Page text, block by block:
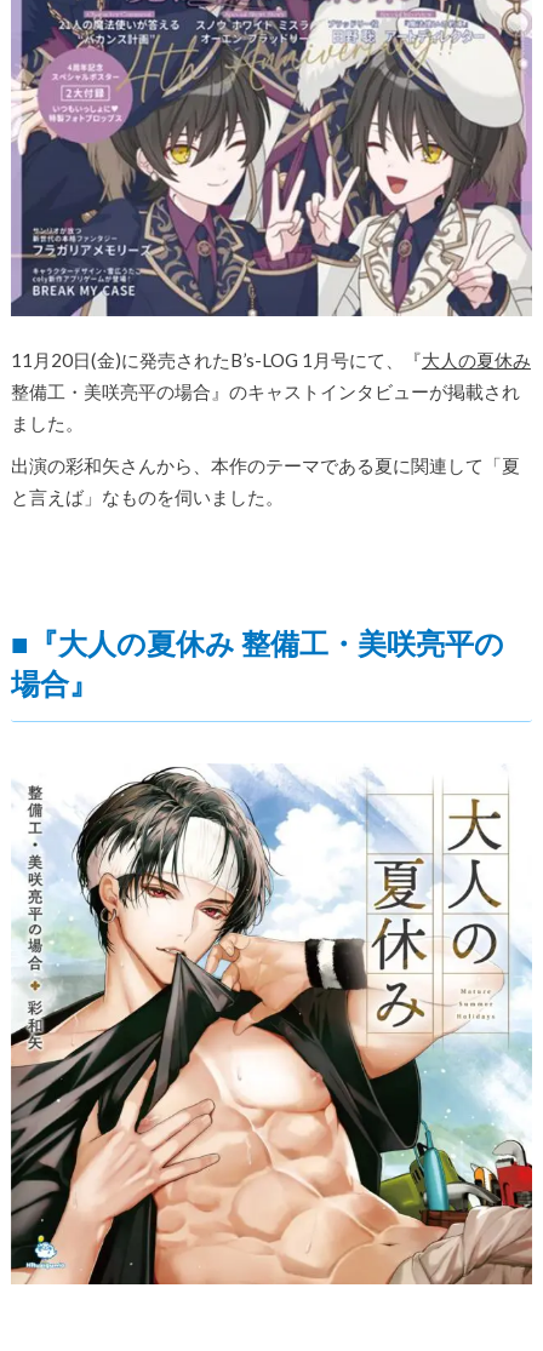
11月20日(金)に発売されたB’s-LOG 1月号にて、『大人の夏休み
整備工・美咲亮平の場合』のキャストインタビューが掲載され
ました。
出演の彩和矢さんから、本作のテーマである夏に関連して「夏
と言えば」なものを伺いました。
■『大人の夏休み 整備工・美咲亮平の
場合』